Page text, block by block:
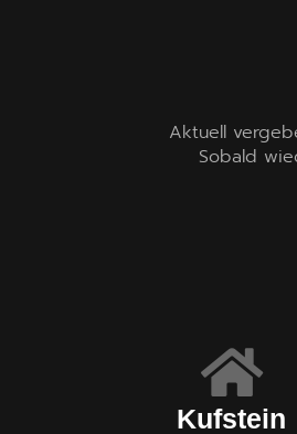
Aktuell
Sobald
Kufstein